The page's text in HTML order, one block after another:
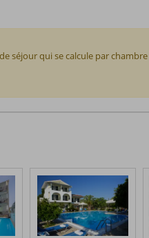
séjour qui se calcule par